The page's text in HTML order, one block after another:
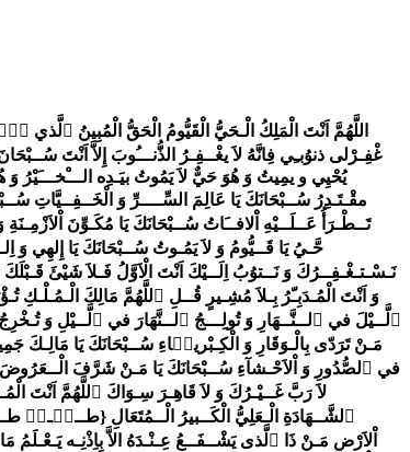
اللَّهُمَّ اَنْتَ الْمَلِكُ الْـحَيُّ الْقَيُّومُ الْحَقُّ الْمُبِينُ ٱلَّذي لاۤ اِلـهَ الاَّ اَنْتَ اَنْتَ ربِّى خَلَــقْتَنى واَناَ عَبْدُكَ وَاَنَا عَلَى عَـهْدِكَ وَ وَعْدِكَ مَا اسْتَطَعْتُ اَعـُوذُ بِكَ مِنْ شرِّ مَا صَنعْتُ اَبـُوءُ لـَكَ بنـِعْمَـتِكَ عَلَـىَّ وَ اَبـُوءُ بــذَنـــْبـِي فَٱ غْفِـرْلى ذنوُبـِي فِانَّهُ لاَ يغْــفِـرُ الذُّنـــُوبَ إِلاَّ اَنْتَ سُــبْحَانَ اللّهِ وَ اْلحَمْدُ لِلَّهِ وَ لاۤ اِلـهَ إلاَّ اللَّهُ وَ اللَّهُ اَكْـبَرُ وَ لاَ حَـوْلَ وَ لاَ قـوّ ةَ إلاَّ باللّـهِ اْلعَـلِىِّ اْلعَــظِيمِ هُوَ اْلاَوَّلُ وَ اْلاخِرُ وَ ٱلظَّاهِرُ وَ الْبَاطِنُ وَ هُـوَ بِكُـلِّ شَيْئٍ عَلِــيمٌ يُحْيِي و يمِيتُ وَ هُوَ حَيٌّ لاَ يَمُوتُ بيَـدِه الـــْخـــَيْرُ وَ هُوَ عَلىَ كُلِّ شَيْءٍ قَـــديرٌ سُــبْحَانَكَ يَا عَــظِيــمُ الْـمُــعَــظَّمُ سُــبْحَانَكَ يَا قَـيُّومُ الْمُكَرَّمُ سُــبْحَانَكَ يَا بَاعِثُ سُــبْحَانَكَ يَا وَارِثُ سُــبْحَانَكَ يَا قَـادِرُ سُــبْحَانَكَ يَا مقْـتَـدِرُ سُــبْحَانَكَ يَا عَالِمَ السِّــــرِّ وَ الْخَــفِــيَّاتِ سُــبْحَانَكَ يَا بَاعِــثَ مَنْ في الْجَدَالَةِ وَ الْمُسْـمَـكَاتِ سُــبْحَانَكَ يَا مُسْتَــعْـبَدَ جَــمِيـعِ الْخَـلآ ئِقِ سُــبْحَانَكَ يَا مُــقْــــدِّرَ الْــوَجْـدِ وَ ٱلــصَّــوَافِقِ سُــبْحَانَكَ يَا مَـنْ لاَ تَــطْـرَأُ عَــلَــيْهِ اْلافــَاتُ سُــبْحَانَكَ يَا مُكَـوِّنَ اْلاَزْمِـنَةِ وَ اْلأَوْقَاتِ عَـلاَ قــدْرُكَ وَتَـعَـالَــَــيْتَ عَمــَّا يَـقُــولُ ٱلظّاَلِمـُـونَ عُــلُــوًّا كَبِـيرًا سُــبْحَانَكَ يَا مُـعْـتِـقَ ٱلرِّقاَبِ سُــبْحَانَكَ يَا مُسَــــبِّبَ اْلأَسْـــبَابِ سُــبْحَانَكَ يَا حَّـيُ يَا قَــيُّومُ وَ لاَ يَمُـوتُ سُــبْحَانَكَ يَا إِلهِي وَ اِلـهَ ٱلـنَّاسُوتِ خَـلَـقْـتَـنَا رَبـَّنـَا بيَدِكَ وَ فَـضَّـلْـتَنـَا عَـلىَ كَـثـِـيرٍ مِـنْ خَلْــقِكَ فَـلَـكَ الْحَـمْدُ وَ ٱلـــنَّــعْــمـۤاءُ وَلَـكَ ٱلــطَّـوْلُ وَ اْلالآءُ تبَارَكْتَ رَبـَّـنَا وَ تَعَالَـيـْتَ نَـسْـتـغْـفِــرُكَ وَ نَــتوُبُ اِلَــيْكَ اَنْتَ الْاَوَّلُ فَـلاَ شَيْئَ قَـبْلَكَ وَ اَنْتَ الْاخِرُ فَـلاَ شَــيْئَ بَـعْـدَكَ وَ اَنْتَ ٱلـظَّاهِــرُ فَـلاَ شَـــيْئَ يُـشْـبِـهُـكَ وَ اَنْتَ الْــبَاطِـنُ فَـلاَ شَـيْئَ يرَاكَ وَ اَنْتَ الْـوَاحِـدُ بـلاَ كـثــِيرٍ وَ اَنْتَ الْـقَادِرُ بـلاَ وَزيــرٍ وَ اَنْتَ الْمُـدَبِـّرُ بِـلاَ مُشِـيرٍ قُــلِ ٱللَّهُمَّ مَالِكَ الْـمُـلْـكِ تُـؤْتــِي الْـمُـلْـكَ مَـنْ تَشـۤاءُ وَ تَــنْزِعُ الْــمُلْـكَ مِمَّنْ تَشـۤاءُ وَ تُــعِــزُّ مَنْ تَـشۤـاءُ وَ تُــذِلُّ مَـنْ تَـشـۤاءُ بِيَــدِكَ الْـخَــيْـرُ اِنَّـكَ عَـلىَ كُــلِّ شَىْءٍ قَــديرٌ تُولِــجُ ٱلَّــيْلَ في ٱلــنَّــهَارِ وَ تُولِـــجُ ٱلــنَّهَارَ في ٱلَّــيْلِ وَ تُـخْرِجُ